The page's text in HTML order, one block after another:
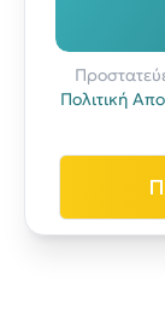
Πολιτική